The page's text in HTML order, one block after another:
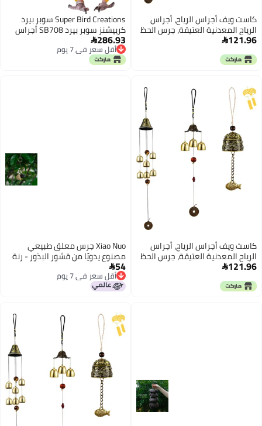
كاست ويف أجراس الرياح، أجراس
الرياح المعدنية العتيقة، جرس الحظ
الصيني وفقًا لفنغ شوي، زينة
معلقة لتزيين المنزل في الداخل
والخارج، زينة معلقة للحديقة، 3 قطع
121.96
Super Bird Creations سوبر بيرد
كرييشنز سوبر بيرد SB708 أجراس
رياح ملونة من حبل القطن مع جرس
بوصة
286.93
أقل سعر في 7 يوم
أقل سعر في 7 يوم
كاست ويف أجراس الرياح، أجراس
الرياح المعدنية العتيقة، جرس الحظ
الصيني وفقًا لفنغ شوي، زينة
معلقة لتزيين المنزل في الداخل
والخارج، زينة معلقة للحديقة، 3 قطع
121.96
Xiao Nuo جرس معلق طبيعي
مصنوع يدويًا من قشور البذور - رنة
شفاء وسحر للحقائب
54
أقل سعر في 7 يوم
أقل سعر في 7 يوم